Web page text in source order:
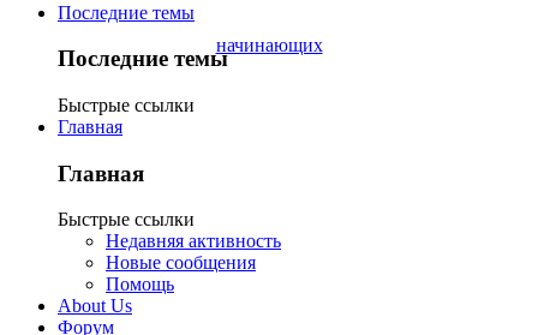
Последние темы
Последние темы
Быстрые ссылки
Главная
Главная
Быстрые ссылки
Недавняя активность
Новые сообщения
Помощь
About Us
Форум